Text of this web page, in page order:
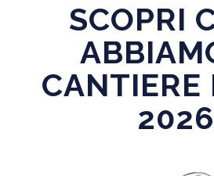
SCOPRI
CANTIERE
2026